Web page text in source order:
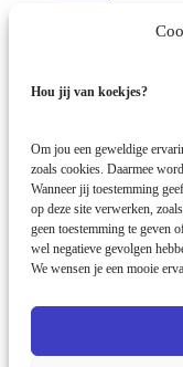
Hou jij van koekjes?
Om jou een geweldige
zoals cookies. Daarmee
Wanneer jij toestemming
op deze site verwerken,
geen toestemming te geven
wel negatieve gevolgen
We wensen je een mooie
KvK-nummer:
Algemene
Disclaimer
Privacybeleid
Cookies
Meld je aan voor